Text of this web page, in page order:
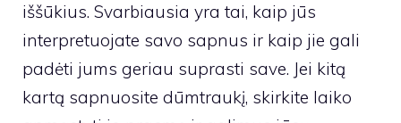
iššūkius. Svarbiausia yra tai, kaip jūs
interpretuojate savo sapnus ir kaip jie gali
padėti jums geriau suprasti save. Jei kitą
kartą sapnuosite dūmtraukį, skirkite laiko